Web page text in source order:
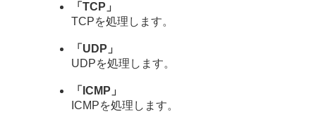
「TCP」
TCPを処理します。
「UDP」
UDPを処理します。
「ICMP」
ICMPを処理します。